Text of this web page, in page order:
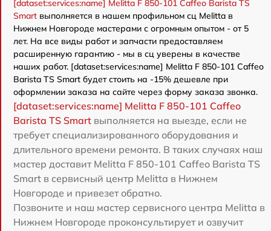
[dataset:services:name] Melitta F 850-101 Caffeo Barista TS
Smart выполняется в нашем профильном сц Melitta в
Нижнем Новгороде мастерами с огромным опытом - от 5
лет. На все виды работ и запчасти предоставляем
расширенную гарантию - мы в сц уверены в качестве
наших работ. [dataset:services:name] Melitta F 850-101 Caffeo
Barista TS Smart будет стоить на -15% дешевле при
оформлении заказа на сайте через форму заказа звонка.
[dataset:services:name] Melitta F 850-101 Caffeo
Barista TS Smart выполняется на выезде, если не
требует специализированного оборудования и
длительного времени ремонта. В таких случаях наш
мастер доставит Melitta F 850-101 Caffeo Barista TS
Smart в сервисный центр Melitta в Нижнем
Новгороде и привезет обратно.
Позвоните и наш мастер сервисного центра Melitta в
Нижнем Новгороде проконсультирует и озвучит